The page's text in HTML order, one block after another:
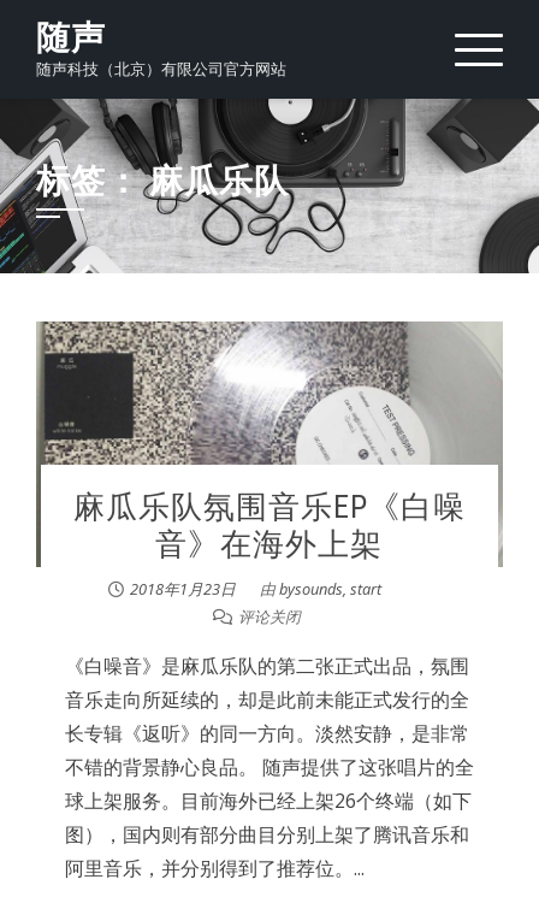
content
随声
随声科技（北京）有限公司官方网站
标签：麻瓜乐队
麻瓜乐队氛围音乐EP《白噪
音》在海外上架
2018年1月23日 由bysounds, start
评论关闭
《白噪音》是麻瓜乐队的第二张正式出品，氛围
音乐走向所延续的，却是此前未能正式发行的全
长专辑《返听》的同一方向。淡然安静，是非常
不错的背景静心良品。 随声提供了这张唱片的全
球上架服务。目前海外已经上架26个终端（如下
图），国内则有部分曲目分别上架了腾讯音乐和
阿里音乐，并分别得到了推荐位。...